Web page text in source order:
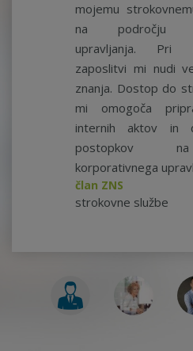
mojemu
na področju
upravljanja. Pri
zaposlitvi mi nudi
znanja. Dostop do
mi omogoča
internih aktov in
postopkov
korporativnega
član ZNS
strokovne službe